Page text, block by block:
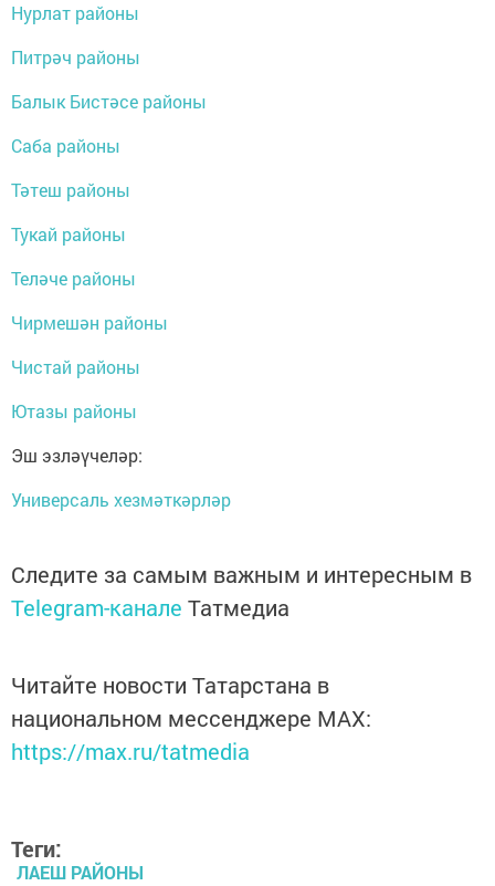
Нурлат районы
Питрәч районы
Балык Бистәсе районы
Саба районы
Тәтеш районы
Тукай районы
Теләче районы
Чирмешән районы
Чистай районы
Ютазы районы
Эш эзләүчеләр:
Универсаль хезмәткәрләр
Следите за самым важным и интересным в
Telegram-канале Татмедиа
Читайте новости Татарстана в
национальном мессенджере MАХ:
https://max.ru/tatmedia
Теги:
ЛАЕШ РАЙОНЫ